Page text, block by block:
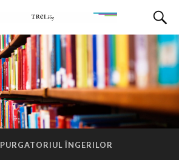
PURGATORIUL ÎNGERILOR